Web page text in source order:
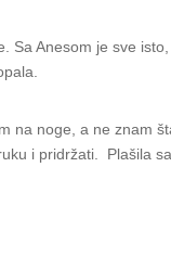
Sa Anesom je sve
na noge, a ne znam
i pridržati. Plašila